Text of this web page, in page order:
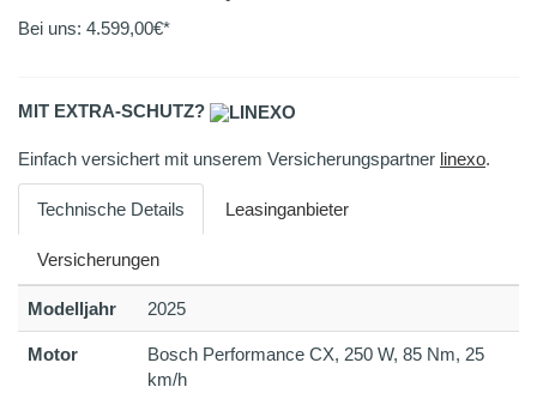
Bei uns: 4.599,00€*
MIT EXTRA-SCHUTZ?
Einfach versichert mit unserem Versicherungspartner linexo.
Technische Details Leasinganbieter
Versicherungen
Modelljahr 2025
Motor
Bosch Performance CX, 250 W, 85 Nm, 25
km/h